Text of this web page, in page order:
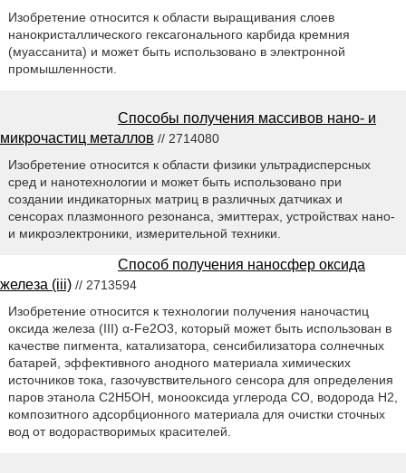
Изобретение относится к области выращивания слоев
нанокристаллического гексагонального карбида кремния
(муассанита) и может быть использовано в электронной
промышленности.
Способы получения массивов нано- и
микрочастиц металлов // 2714080
Изобретение относится к области физики ультрадисперсных
сред и нанотехнологии и может быть использовано при
создании индикаторных матриц в различных датчиках и
сенсорах плазмонного резонанса, эмиттерах, устройствах нано-
и микроэлектроники, измерительной техники.
Способ получения наносфер оксида
железа (iii) // 2713594
Изобретение относится к технологии получения наночастиц
оксида железа (III) α-Fe2O3, который может быть использован в
качестве пигмента, катализатора, сенсибилизатора солнечных
батарей, эффективного анодного материала химических
источников тока, газочувствительного сенсора для определения
паров этанола C2H5OH, монооксида углерода CO, водорода H2,
композитного адсорбционного материала для очистки сточных
вод от водорастворимых красителей.